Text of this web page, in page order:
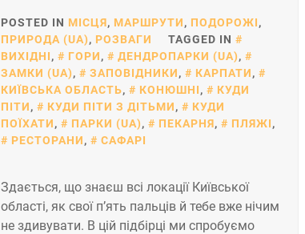
POSTED IN МІСЦЯ, МАРШРУТИ, ПОДОРОЖІ,
ПРИРОДА (UA), РОЗВАГИ
TAGGED IN
ВИХІДНІ, ГОРИ, ДЕНДРОПАРКИ (UA),
ЗАМКИ (UA), ЗАПОВІДНИКИ, КАРПАТИ,
КИЇВСЬКА ОБЛАСТЬ, КОНЮШНІ,
КУДИ
ПІТИ, КУДИ ПІТИ З ДІТЬМИ,
КУДИ
ПОЇХАТИ, ПАРКИ (UA), ПЕКАРНЯ, ПЛЯЖІ,
РЕСТОРАНИ, САФАРІ
Здається, що знаєш всі локації Київської
області, як свої п’ять пальців й тебе вже нічим
не здивувати. В цій підбірці ми спробуємо